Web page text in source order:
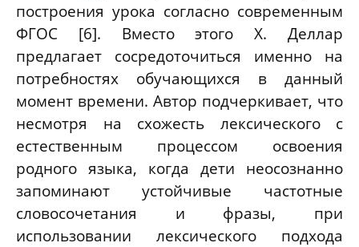
построения урока согласно современным
ФГОС [6]. Вместо этого Х. Деллар
предлагает сосредоточиться именно на
потребностях обучающихся в данный
момент времени. Автор подчеркивает, что
несмотря на схожесть лексического с
естественным процессом освоения
родного языка, когда дети неосознанно
запоминают устойчивые частотные
словосочетания и фразы, при
использовании лексического подхода